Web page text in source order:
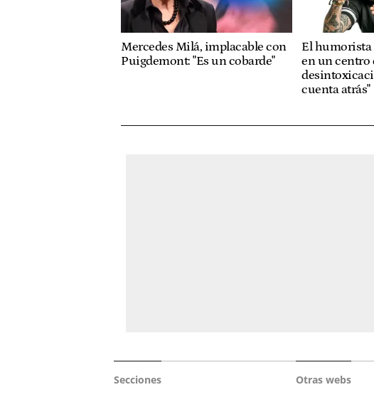
Mercedes Milá, implacable con
Puigdemont: "Es un cobarde"
El humorista
en un centro
cuenta atrás"
Secciones Otras webs